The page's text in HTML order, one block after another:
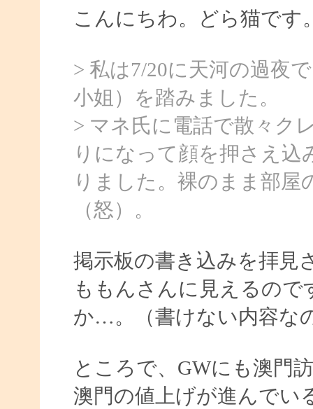
こんにちわ。どら猫です
> 私は7/20に天河の過夜
小姐）を踏みました。
> マネ氏に電話で散々ク
りになって顔を押さえ込
りました。裸のまま部屋
（怒）。
掲示板の書き込みを拝見
ももんさんに見えるの
か…。（書けない内容な
ところで、GWにも澳門
澳門の値上げが進んでい